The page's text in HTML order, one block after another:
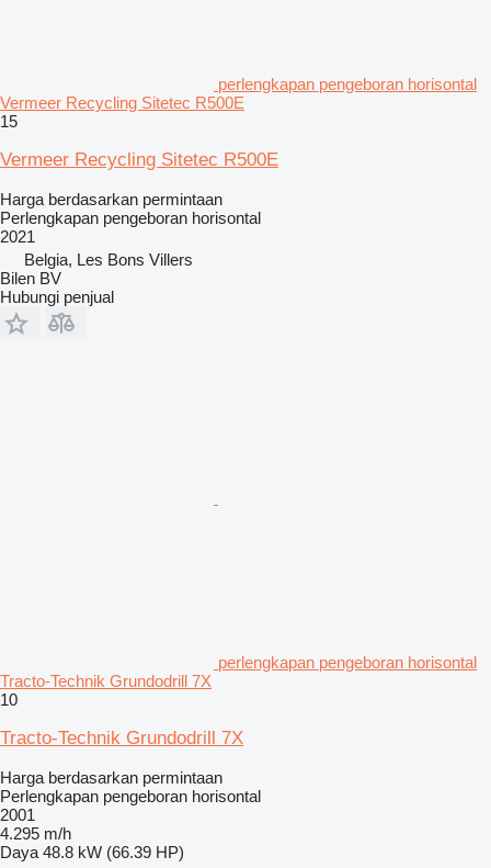
perlengkapan pengeboran horisontal
Vermeer Recycling Sitetec R500E
15
Vermeer Recycling Sitetec R500E
Harga berdasarkan permintaan
Perlengkapan pengeboran horisontal
2021
Belgia, Les Bons Villers
Bilen BV
Hubungi penjual
perlengkapan pengeboran horisontal
Tracto-Technik Grundodrill 7X
10
Tracto-Technik Grundodrill 7X
Harga berdasarkan permintaan
Perlengkapan pengeboran horisontal
2001
4.295 m/h
Daya 48.8 kW (66.39 HP)